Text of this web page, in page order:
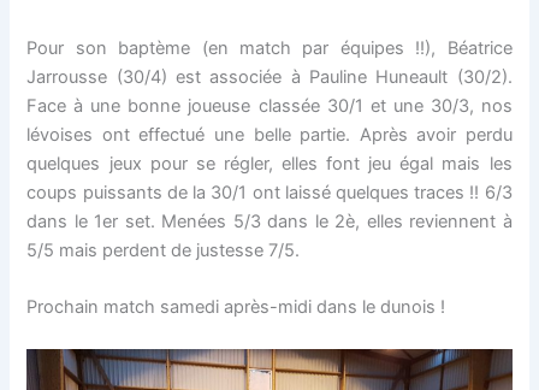
Pour son baptème (en match par équipes !!), Béatrice
Jarrousse (30/4) est associée à Pauline Huneault (30/2).
Face à une bonne joueuse classée 30/1 et une 30/3, nos
lévoises ont effectué une belle partie. Après avoir perdu
quelques jeux pour se régler, elles font jeu égal mais les
coups puissants de la 30/1 ont laissé quelques traces !! 6/3
dans le 1er set. Menées 5/3 dans le 2è, elles reviennent à
5/5 mais perdent de justesse 7/5.
Prochain match samedi après-midi dans le dunois !